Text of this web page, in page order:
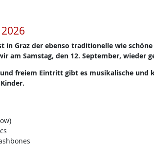
in Graz der ebenso traditionelle wie
am Samstag, den 12. September, wieder
freiem Eintritt gibt es musikalische und